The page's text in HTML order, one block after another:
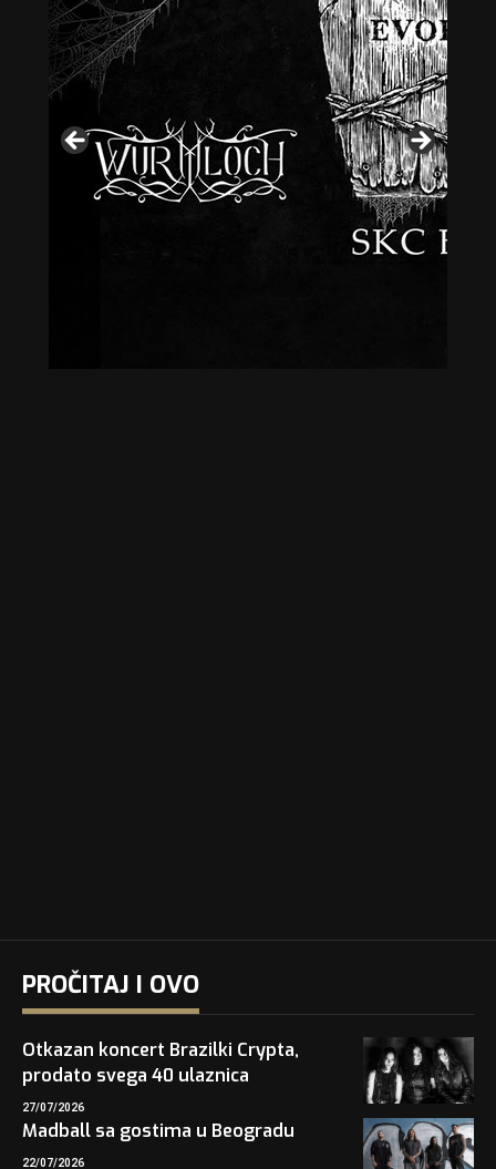
PROČITAJ I OVO
Otkazan koncert Brazilki Crypta,
prodato svega 40 ulaznica
27/07/2026
Madball sa gostima u Beogradu
22/07/2026